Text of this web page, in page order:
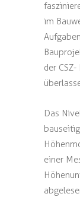
im
der
Das
einer